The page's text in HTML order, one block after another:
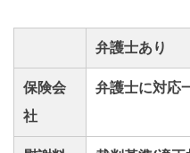
弁護士あり
保険会
社
弁護士に対応